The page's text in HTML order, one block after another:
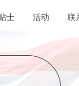
士 活动 联